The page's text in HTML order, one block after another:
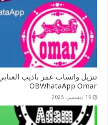
OBWhataApp Omar
19 ديسمبر، 2025